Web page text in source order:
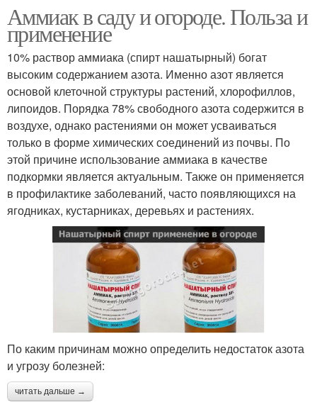
Аммиак в саду и огороде. Польза и
применение
10% раствор аммиака (спирт нашатырный) богат
высоким содержанием азота. Именно азот является
основой клеточной структуры растений, хлорофиллов,
липоидов. Порядка 78% свободного азота содержится в
воздухе, однако растениями он может усваиваться
только в форме химических соединений из почвы. По
этой причине использование аммиака в качестве
подкормки является актуальным. Также он применяется
в профилактике заболеваний, часто появляющихся на
ягодниках, кустарниках, деревьях и растениях.
По каким причинам можно определить недостаток азота
и угрозу болезней:
читать дальше →